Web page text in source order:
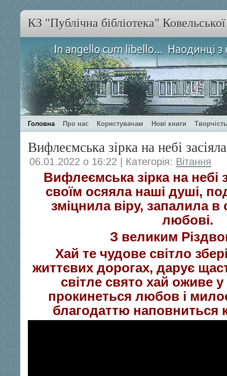
КЗ "Публічна бібліотека"
Головна Про нас Користувачам Нові книги
Вифлеємська зірка на небі
06.01.2022 о 16:22 | Категорія: Вітання
Вифлеємська зірка на небі
своїм осяяла наші душі,
зміцнила віру, запалила в
любові.
З великим
Хай те чудове світло
життєвих дорогах, дарує
світле свято хай оживе
прокинеться любов і
благодаттю наповниться